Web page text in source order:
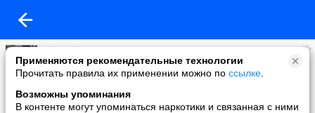
Применяются рекомендательные технологии
Прочитать правила их применении можно по ссылке
Возможны упоминания
В контенте могут упоминаться наркотики и связанная с ними
Cherepaha
added a photo
12 Dec в 12:48